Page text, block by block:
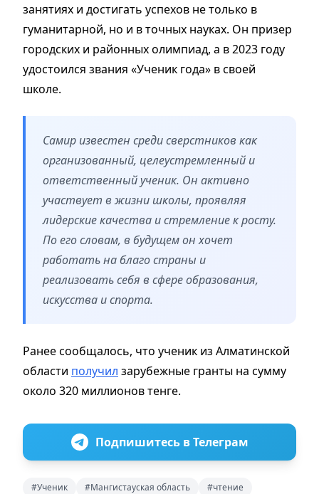
занятиях и достигать успехов не только в
гуманитарной, но и в точных науках. Он призер
городских и районных олимпиад, а в 2023 году
удостоился звания «Ученик года» в своей
школе.
Самир известен среди сверстников как
организованный, целеустремленный и
ответственный ученик. Он активно
участвует в жизни школы, проявляя
лидерские качества и стремление к росту.
По его словам, в будущем он хочет
работать на благо страны и
реализовать себя в сфере образования,
искусства и спорта.
Ранее сообщалось, что ученик из Алматинской
области получил зарубежные гранты на сумму
около 320 миллионов тенге.
Подпишитесь в Телеграм
#Ученик #Мангистауская область #чтение